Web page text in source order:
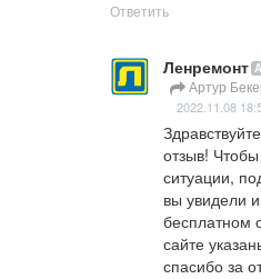
Ответить
Ленремонт
Артур
2022.11.08
отзыв!
ситуации,
вы увидели
бесплатном
сайте
спасибо за